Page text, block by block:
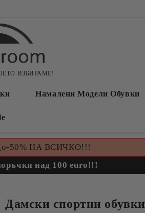
ИЗБИРАМЕ!
Намалени Модели Обувки
50% НА ВСИЧКО!!!
над 100 euro!!!
Дамски спортни обувки